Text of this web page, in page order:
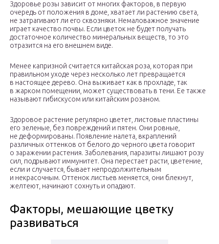
Здоровье розы зависит от многих факторов, в первую
очередь от положения в доме, хватает ли растению света,
не затрагивают ли его сквозняки. Немаловажное значение
играет качество почвы. Если цветок не будет получать
достаточное количество минеральных веществ, то это
отразится на его внешнем виде.
Менее капризной считается китайская роза, которая при
правильном уходе через несколько лет превращается
в настоящее дерево. Она выживает как в прохладе, так
в жарком помещении, может существовать в тени. Ее также
называют гибискусом или китайским розаном.
Здоровое растение регулярно цветет, листовые пластины
его зеленые, без повреждений и пятен. Они ровные,
не деформированы. Появление налета, вкраплений
различных оттенков от белого до черного цвета говорит
о заражении растения. Заболевания, паразиты лишают розу
сил, подрывают иммунитет. Она перестает расти, цветение,
если и случается, бывает непродолжительным
и некрасочным. Оттенок листьев меняется, они блекнут,
желтеют, начинают сохнуть и опадают.
Факторы, мешающие цветку
развиваться